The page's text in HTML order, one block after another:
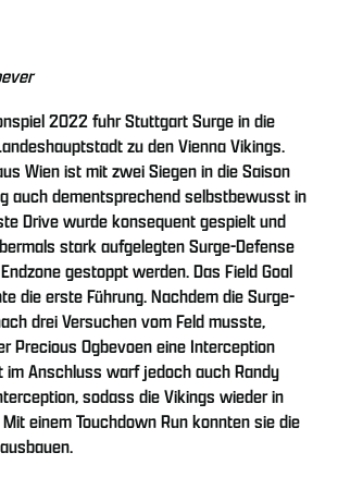
2022 fuhr Stuttgart Surge in die
zu den Vienna Vikings.
Wien ist mit zwei Siegen in die Saison
auch dementsprechend selbstbewusst in
Drive wurde konsequent gespielt und
stark aufgelegten Surge-Defense
gestoppt werden. Das Field Goal
die erste Führung. Nachdem die Surge-
drei Versuchen vom Feld musste,
Precious Ogbevoen eine Interception
im Anschluss warf jedoch auch Randy
sodass die Vikings wieder in
einem Touchdown Run konnten sie die